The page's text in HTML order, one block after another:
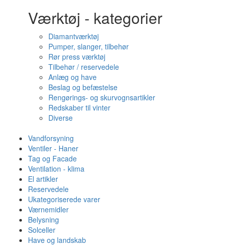
Værktøj - kategorier
Diamantværktøj
Pumper, slanger, tilbehør
Rør press værktøj
Tilbehør / reservedele
Anlæg og have
Beslag og befæstelse
Rengørings- og skurvognsartikler
Redskaber til vinter
Diverse
Vandforsyning
Ventiler - Haner
Tag og Facade
Ventilation - klima
El artikler
Reservedele
Ukategoriserede varer
Værnemidler
Belysning
Solceller
Have og landskab